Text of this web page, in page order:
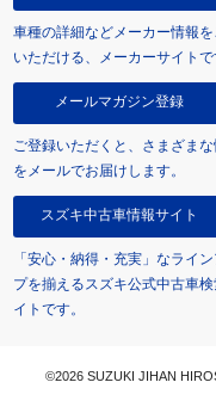
車種の詳細などメーカー情報
いただける、メーカーサイトで
メールマガジン登録
ご登録いただくと、さまざまな
をメールでお届けします。
スズキ中古車情報サイト
「安心・納得・充実」なライン
プを揃えるスズキ公式中古車
イトです。
©2026 SUZUKI JIHAN